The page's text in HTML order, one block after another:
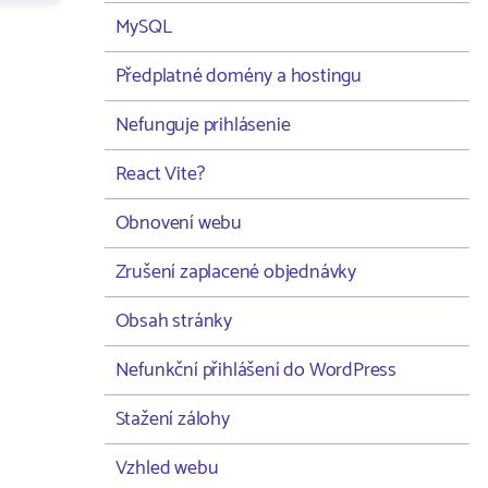
MySQL
Předplatné domény a hostingu
Nefunguje prihlásenie
React Vite?
Obnovení webu
Zrušení zaplacené objednávky
Obsah stránky
Nefunkční přihlášení do WordPress
Stažení zálohy
Vzhled webu